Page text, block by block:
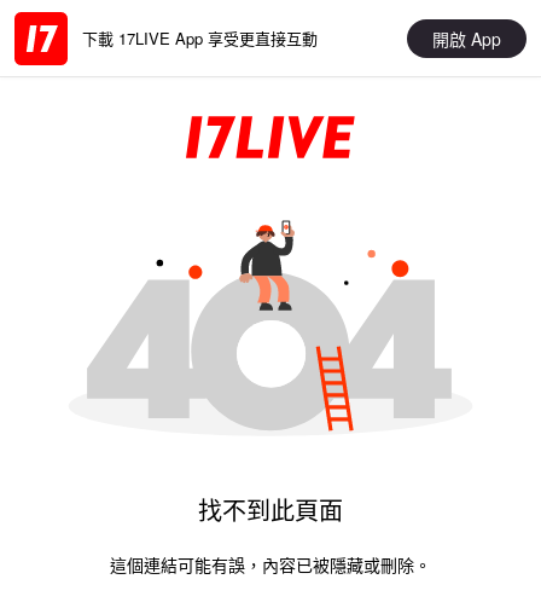
下載 17LIVE App 享受更直接互動 開啟 App
找不到此頁面
這個連結可能有誤，內容已被隱藏或刪除。